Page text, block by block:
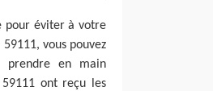
pour éviter à votre
vous pouvez
prendre en main
59111 ont reçu les